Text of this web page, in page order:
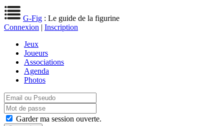
G-Fig : Le guide de la figurine
Connexion | Inscription
Jeux
Joueurs
Associations
Agenda
Photos
Garder ma session ouverte.